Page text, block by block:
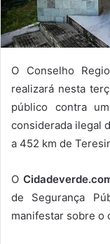
O Conselho
realizará nesta
público contra
considerada ilegal
a 452 km de
O
de Segurança
manifestar sobre o